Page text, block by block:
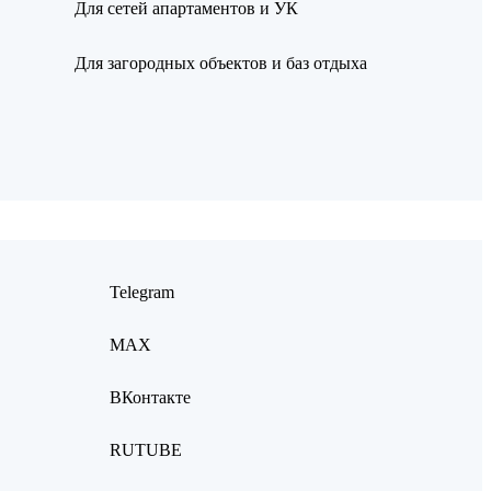
Для сетей апартаментов и УК
Для загородных объектов и баз отдыха
Telegram
MAX
ВКонтакте
RUTUBE